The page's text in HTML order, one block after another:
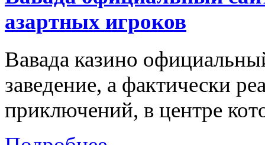
азартных игроков
Вавада казино
заведение, а фактически
приключений, в центре